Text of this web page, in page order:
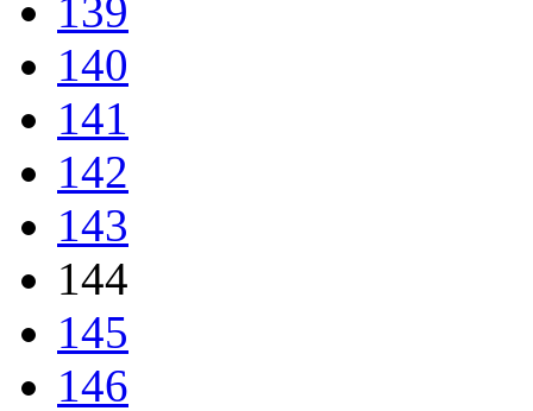
139
140
141
142
143
144
145
146